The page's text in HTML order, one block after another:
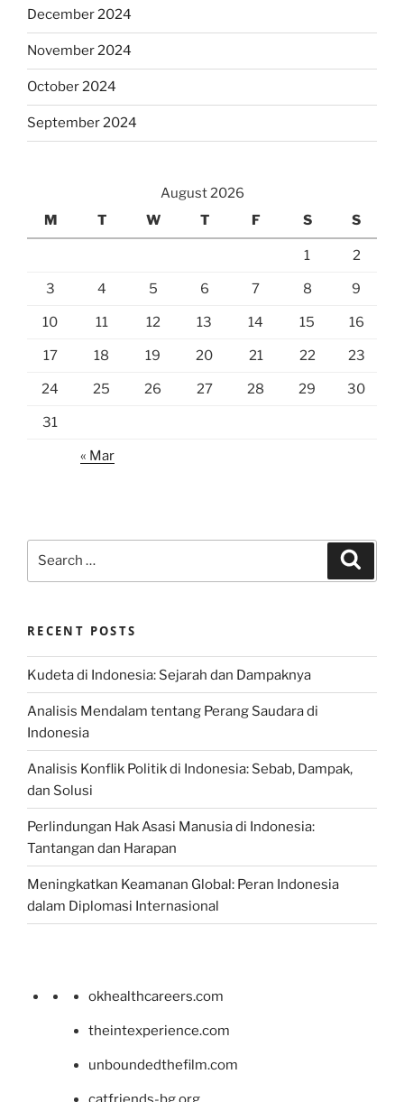
December 2024
November 2024
October 2024
September 2024
August 2026
M
T W T F S S
1 2
3 4 5 6 7 8 9
10 11 12 13 14 15 16
17 18 19 20 21 22 23
24 25 26 27 28 29 30
31
« Mar
RECENT POSTS
Kudeta di Indonesia: Sejarah dan Dampaknya
Analisis Mendalam tentang Perang Saudara di
Indonesia
Analisis Konflik Politik di Indonesia: Sebab, Dampak,
dan Solusi
Perlindungan Hak Asasi Manusia di Indonesia:
Tantangan dan Harapan
Meningkatkan Keamanan Global: Peran Indonesia
dalam Diplomasi Internasional
okhealthcareers.com
theintexperience.com
unboundedthefilm.com